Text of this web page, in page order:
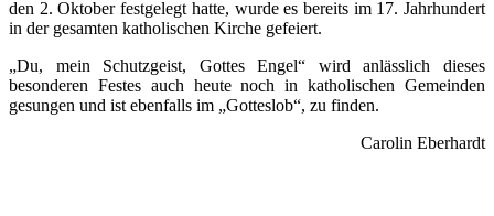
den 2. Oktober festgelegt hatte, wurde es bereits im 17. Jahrhundert
in der gesamten katholischen Kirche gefeiert.
„Du, mein Schutzgeist, Gottes Engel“ wird anlässlich dieses
besonderen Festes auch heute noch in katholischen Gemeinden
gesungen und ist ebenfalls im „Gotteslob“, zu finden.
Carolin Eberhardt